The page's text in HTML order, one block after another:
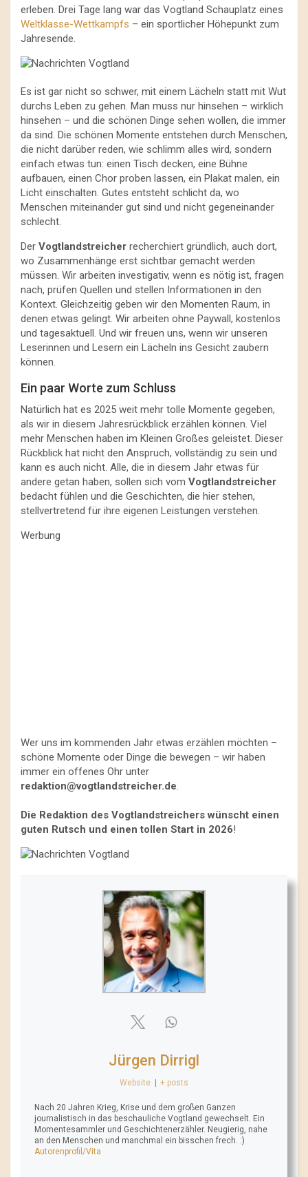
erleben. Drei Tage lang war das Vogtland Schauplatz eines
Weltklasse-Wettkampfs – ein sportlicher Höhepunkt zum
Jahresende.
Es ist gar nicht so schwer, mit einem Lächeln statt mit Wut
durchs Leben zu gehen. Man muss nur hinsehen – wirklich
hinsehen – und die schönen Dinge sehen wollen, die immer
da sind. Die schönen Momente entstehen durch Menschen,
die nicht darüber reden, wie schlimm alles wird, sondern
einfach etwas tun: einen Tisch decken, eine Bühne
aufbauen, einen Chor proben lassen, ein Plakat malen, ein
Licht einschalten. Gutes entsteht schlicht da, wo
Menschen miteinander gut sind und nicht gegeneinander
schlecht.
Der Vogtlandstreicher recherchiert gründlich, auch dort,
wo Zusammenhänge erst sichtbar gemacht werden
müssen. Wir arbeiten investigativ, wenn es nötig ist, fragen
nach, prüfen Quellen und stellen Informationen in den
Kontext. Gleichzeitig geben wir den Momenten Raum, in
denen etwas gelingt. Wir arbeiten ohne Paywall, kostenlos
und tagesaktuell. Und wir freuen uns, wenn wir unseren
Leserinnen und Lesern ein Lächeln ins Gesicht zaubern
können.
Ein paar Worte zum Schluss
Natürlich hat es 2025 weit mehr tolle Momente gegeben,
als wir in diesem Jahresrückblick erzählen können. Viel
mehr Menschen haben im Kleinen Großes geleistet. Dieser
Rückblick hat nicht den Anspruch, vollständig zu sein und
kann es auch nicht. Alle, die in diesem Jahr etwas für
andere getan haben, sollen sich vom Vogtlandstreicher
bedacht fühlen und die Geschichten, die hier stehen,
stellvertretend für ihre eigenen Leistungen verstehen.
Werbung
Wer uns im kommenden Jahr etwas erzählen möchten –
schöne Momente oder Dinge die bewegen – wir haben
immer ein offenes Ohr unter
redaktion@vogtlandstreicher.de.
Die Redaktion des Vogtlandstreichers wünscht einen
guten Rutsch und einen tollen Start in 2026!
Jürgen Dirrigl
Website | + posts
Nach 20 Jahren Krieg, Krise und dem großen Ganzen
journalistisch in das beschauliche Vogtland gewechselt. Ein
Momentesammler und Geschichtenerzähler. Neugierig, nahe
an den Menschen und manchmal ein bisschen frech. :)
Autorenprofil/Vita